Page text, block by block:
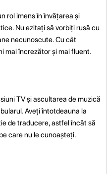
rol imens în învățarea și
Nu ezitați să vorbiți rusă cu
necunoscute. Cu cât
mai încrezător și mai fluent.
TV și ascultarea de muzică
Aveți întotdeauna la
de traducere, astfel încât să
care nu le cunoașteți.